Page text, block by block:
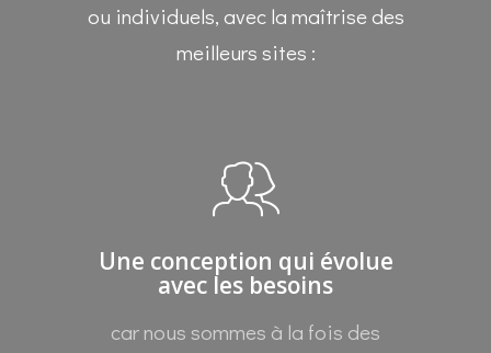
ou individuels, avec la maîtrise des
meilleurs sites :
Une conception qui évolue
avec les besoins
car nous sommes à la fois des